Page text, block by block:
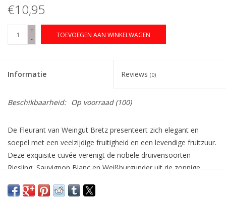
€10,95
+
-
TOEVOEGEN AAN WINKELWAGEN
Informatie Reviews (0)
Beschikbaarheid: Op voorraad(100)
De Fleurant van Weingut Bretz presenteert zich elegant en
soepel met een veelzijdige fruitigheid en een levendige fruitzuur.
Deze exquisite cuvée verenigt de nobele druivensoorten
Riesling, Sauvignon Blanc en Weißburgunder uit de zonnige
gebraden forel met gember-peer of spaghetti met yoghurt-